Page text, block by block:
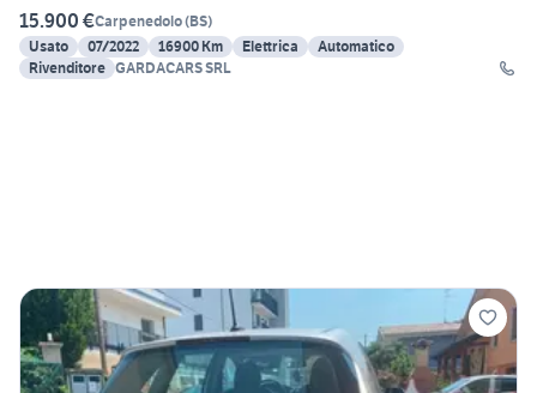
15.900 €Carpenedolo(BS)
Usato
07/2022 16900 Km Elettrica
Automatico
Rivenditore GARDACARS SRL